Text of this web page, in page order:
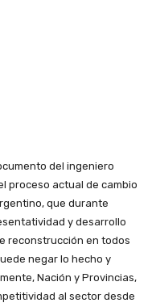
del ingeniero
proceso actual de cambio
que durante
y desarrollo
reconstrucción en todos
negar lo hecho y
Nación y Provincias,
al sector desde